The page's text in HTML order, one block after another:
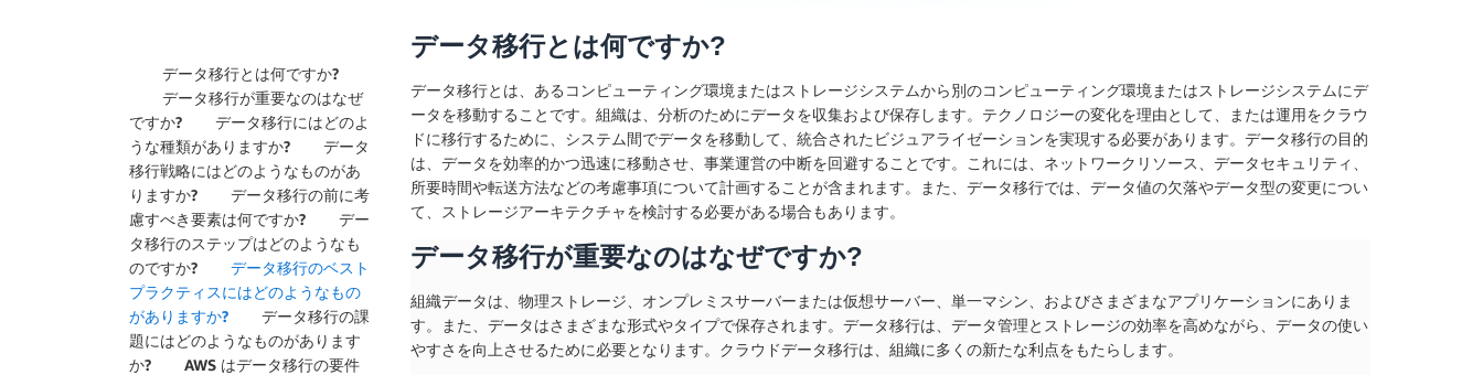
データ移行とは何ですか?
データ移行が重要なのはなぜ
ですか?
データ移行にはどのよ
うな種類がありますか?
データ
移行戦略にはどのようなものがあ
りますか?
データ移行の前に考
慮すべき要素は何ですか?
デー
タ移行のステップはどのようなも
のですか?
データ移行のベスト
プラクティスにはどのようなもの
がありますか?
データ移行の課
題にはどのようなものがあります
か?
AWS はデータ移行の要件
データ移行とは何ですか?
データ移行とは、あるコンピューティング環境またはストレージシステムから別のコンピューティング環境またはストレージシステムにデ
ータを移動することです。組織は、分析のためにデータを収集および保存します。テクノロジーの変化を理由として、または運用をクラウ
ドに移行するために、システム間でデータを移動して、統合されたビジュアライゼーションを実現する必要があります。データ移行の目的
は、データを効率的かつ迅速に移動させ、事業運営の中断を回避することです。これには、ネットワークリソース、データセキュリティ、
所要時間や転送方法などの考慮事項について計画することが含まれます。また、データ移行では、データ値の欠落やデータ型の変更につい
て、ストレージアーキテクチャを検討する必要がある場合もあります。
データ移行が重要なのはなぜですか?
組織データは、物理ストレージ、オンプレミスサーバーまたは仮想サーバー、単一マシン、およびさまざまなアプリケーションにありま
す。また、データはさまざまな形式やタイプで保存されます。データ移行は、データ管理とストレージの効率を高めながら、データの使い
やすさを向上させるために必要となります。クラウドデータ移行は、組織に多くの新たな利点をもたらします。